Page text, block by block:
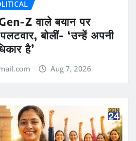
Z वाले बयान पर
पलटवार, बोलीं- ‘उन्हें अपनी
है’
Aug 7, 2026